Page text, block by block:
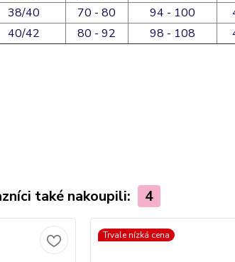
38/40 70 - 80 94 - 100
40/42 80 - 92 98 - 108
také nakoupili: 4
Trvale nízká cena